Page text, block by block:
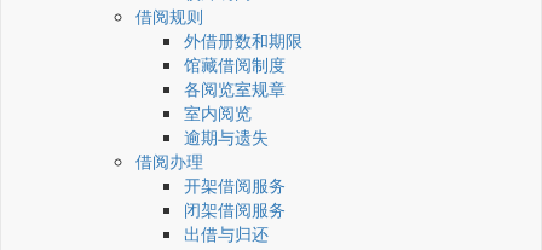
借阅规则
外借册数和期限
馆藏借阅制度
各阅览室规章
室内阅览
逾期与遗失
借阅办理
开架借阅服务
闭架借阅服务
出借与归还